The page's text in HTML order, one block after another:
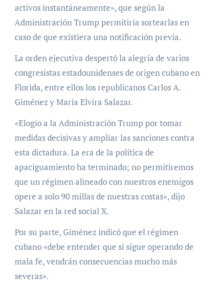
activos instantáneamente», que según la
Administración Trump permitiría sortearlas en
caso de que existiera una notificación previa.
La orden ejecutiva despertó la alegría de varios
congresistas estadounidenses de origen cubano en
Florida, entre ellos los republicanos Carlos A.
Giménez y María Elvira Salazar.
«Elogio a la Administración Trump por tomar
medidas decisivas y ampliar las sanciones contra
esta dictadura. La era de la política de
apaciguamiento ha terminado; no permitiremos
que un régimen alineado con nuestros enemigos
opere a solo 90 millas de nuestras costas», dijo
Salazar en la red social X.
Por su parte, Giménez indicó que el régimen
cubano «debe entender que si sigue operando de
mala fe, vendrán consecuencias mucho más
severas».